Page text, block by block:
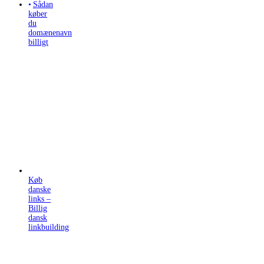
Sådan
køber
du
domænenavn
billigt
Køb
danske
links –
Billig
dansk
linkbuilding